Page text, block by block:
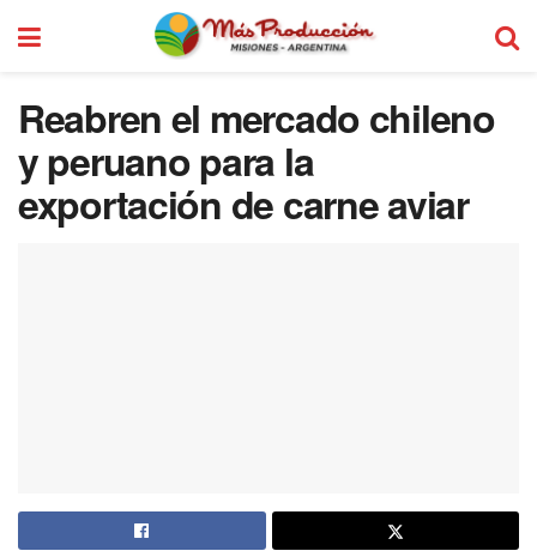
Reabren el mercado chileno
y peruano para la
exportación de carne aviar